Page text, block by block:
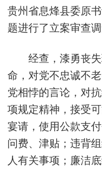
贵州省息烽县委原
题进行了立案审查调
经查，漆勇丧失
命，对党不忠诚不
党相悖的言论，对
项规定精神，接受
宴请，使用公款支
问费、津贴；违背
人有关事项；廉洁